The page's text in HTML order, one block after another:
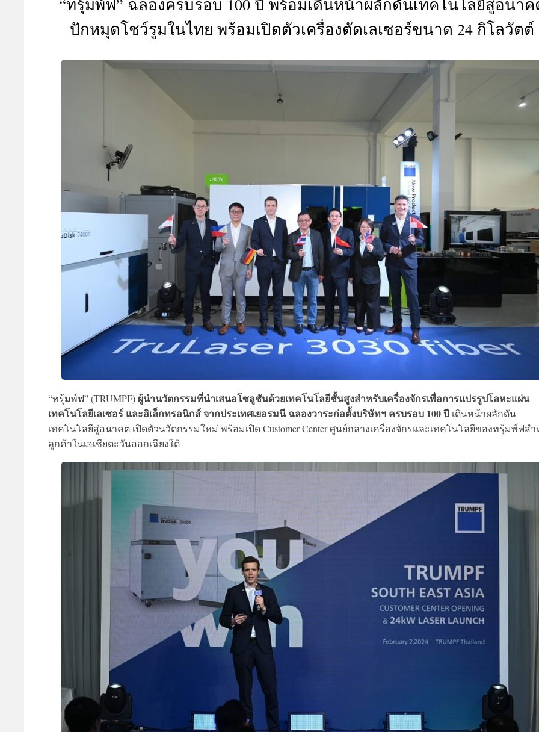
ACTIVITIES
&
DEAL
“ทรุ้มพ์ฟ” ฉลองครบรอบ 100 ปี พร้อมเดินหน้าผลักดันเทคโนโลยีสู่อนา
ปักหมุดโชว์รูมในไทย พร้อมเปิดตัวเครื่องตัดเลเซอร์ขนาด 24 กิโลวัตต์
“ทรุ้มพ์ฟ” (TRUMPF) ผู้นำนวัตกรรมที่นำเสนอโซลูชันด้วยเทคโนโลยีชั้นสูงสำหรับเครื่องจักรเพื่อการแปรรูปโลหะแผ่น
เทคโนโลยีเลเซอร์ และอิเล็กทรอนิกส์ จากประเทศเยอรมนี ฉลองวาระก่อตั้งบริษัทฯ ครบรอบ 100 ปี เดินหน้าผลักดัน
เทคโนโลยีสู่อนาคต เปิดตัวนวัตกรรมใหม่ พร้อมเปิดCustomer Center ศูนย์กลางเครื่องจักรและเทคโนโลยีของทรุ้มพ์ฟส
ลูกค้าในเอเชียตะวันออกเฉียงใต้